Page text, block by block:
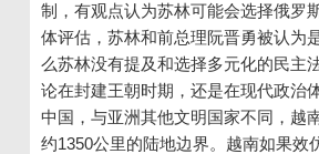
制，有观点认为苏林可能会选择俄罗
体评估，苏林和前总理阮晋勇被认为
么苏林没有提及和选择多元化的民主
论在封建王朝时期，还是在现代政治
中国，与亚洲其他文明国家不同，越
约1350公里的陆地边界。越南如果效